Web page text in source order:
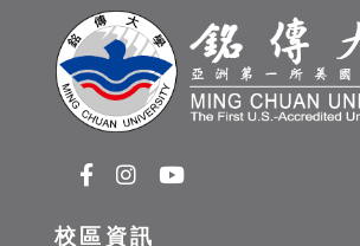
校區資訊